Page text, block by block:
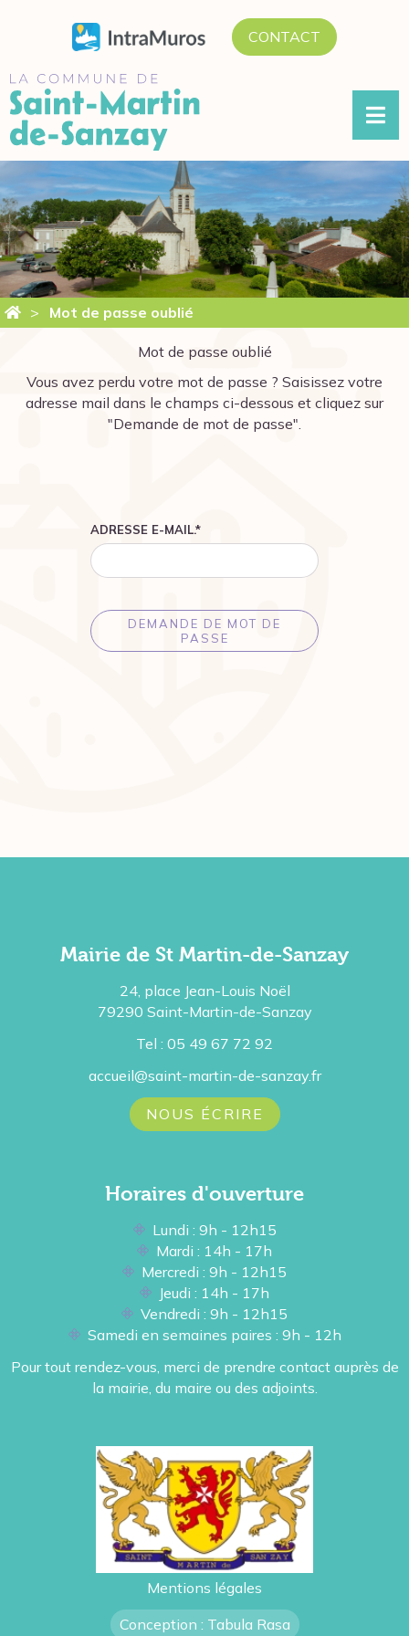
ALLER
AU
CONTACT
Mot de passe oublié
Mot de passe oublié
Vous avez perdu votre mot de passe ? Saisissez votre
adresse mail dans le champs ci-dessous et cliquez sur
"Demande de mot de passe".
ADRESSE E-MAIL.*
DEMANDE DE MOT DE
PASSE
Mairie de St Martin-de-Sanzay
24, place Jean-Louis Noël
79290 Saint-Martin-de-Sanzay
Tel : 05 49 67 72 92
accueil@saint-martin-de-sanzay.fr
NOUS ÉCRIRE
Horaires d'ouverture
Lundi : 9h - 12h15
Mardi : 14h - 17h
Mercredi : 9h - 12h15
Jeudi : 14h - 17h
Vendredi : 9h - 12h15
Samedi en semaines paires : 9h - 12h
Pour tout rendez-vous, merci de prendre contact auprès de
la mairie, du maire ou des adjoints.
Mentions légales
Conception : Tabula Rasa